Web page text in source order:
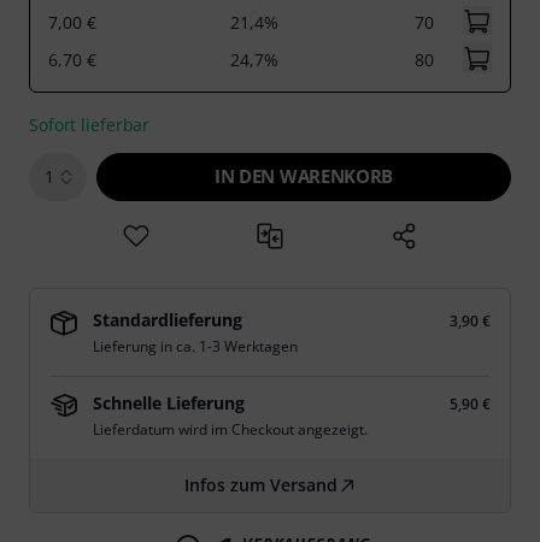
7,00 €
21,4%
70
6,70 €
24,7% 80
Sofort lieferbar
1 IN DEN WARENKORB
Standardlieferung
3,90 €
Lieferung in ca. 1-3 Werktagen
Schnelle Lieferung
5,90 €
Lieferdatum wird im Checkout angezeigt.
Infos zum Versand